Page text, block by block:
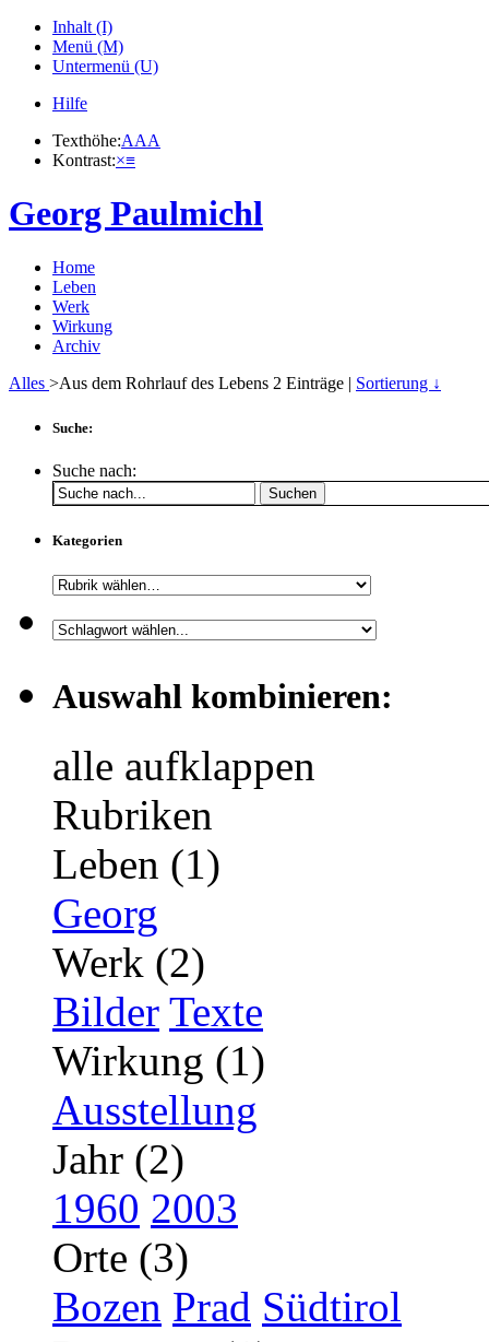
Inhalt (I)
Menü (M)
Untermenü (U)
Hilfe
Texthöhe:AAA
Kontrast:×≡
Georg Paulmichl
Home
Leben
Werk
Wirkung
Archiv
Alles >Aus dem Rohrlauf des Lebens 2 Einträge | Sortierung ↓
Suche:
Suche nach:
Suchen
Kategorien
Auswahl kombinieren:
alle aufklappen
Rubriken
Leben (1)
Georg
Werk (2)
Bilder Texte
Wirkung (1)
Ausstellung
Jahr (2)
1960 2003
Orte (3)
Bozen Prad Südtirol